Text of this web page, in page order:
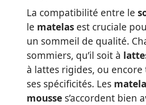
La compatibilité entre le
le matelas est cruciale
un sommeil de qualité.
sommiers, qu’il soit à
à lattes rigides, ou encore
ses spécificités. Les
mousse s’accordent bien